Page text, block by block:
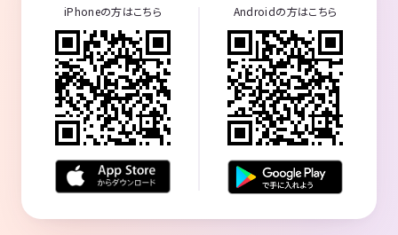
2025年8月23日（土曜日）
15:35~19:50
JR「大塚駅」徒歩1分
東京さくらトラム（都電荒川線）「 向原駅」 徒歩4分
東京メトロ丸ノ内線「新大塚駅」 徒歩7分
■開場時間：
15:35にお越しください
15:50までには完全集合でお願いします
🙅遅刻絶対厳禁🙅
（究極15:55までにお越しいただけない場合、申し訳ございませんがゲ
ームは途中参加ができないため、ご参加をお断りします。※返金も不可
iPhoneの方はこちら Androidの方はこちら